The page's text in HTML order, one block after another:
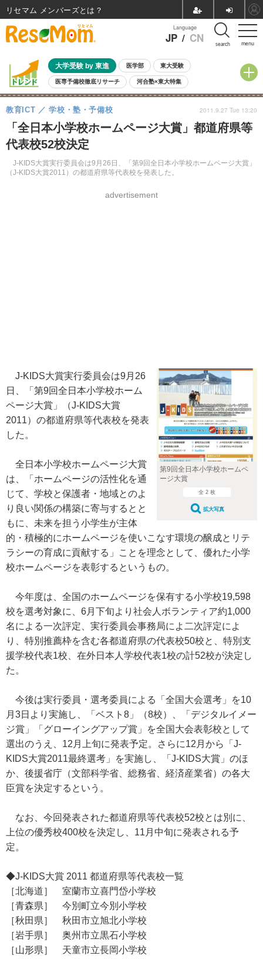
menu
Language
JP / CN search
大学受験 by 東進 医学部 東大受験
医専予備校徹底リサーチ 河合塾×東大特集
親子で考える大学選び 高校受験 中学受験 小学校受験
共通テスト 夏休み 8月開催学校説明会・相談会
8月開催イベント・WS 全国公立高校 過去問 人気記事
自由研究教材（小学生向け）
「全日本小学校ホームページ大賞」都道府県等
代表校52校決定
J-KIDS大賞実行委員会は9月26日、「第9回全日本小学校ホームページ大賞」
（J-KIDS大賞2011）の都道府県等代表校を発表した。
教育ICT 学校・塾・予備校
advertisement
2011.9.27 Tue 13:20
第9回全日本小学校ホームペ
ージ大賞
全 2 枚
拡大写真
J-KIDS大賞実行委員会は9月26
日、「第9回全日本小学校ホーム
ページ大賞」（J-KIDS大賞
2011）の都道府県等代表校を発表
した。
全日本小学校ホームページ大賞
は、「ホームページの活性化を通
じて、学校と保護者・地域とのよ
り良い関係の構築に寄与するとと
もに、未来を担う小学生が主体
的・積極的にホームページを使いこなす環境の醸成とリテ
ラシーの育成に貢献する」ことを理念として、優れた小学
校ホームページを表彰するというもの。
今年度は、全国のホームページを保有する小学校19,598
校を選考対象に、6月下旬より社会人ボランティア約1,000
名による一次評定、実行委員会事務局によ二次評定によ
り、特別推薦枠を含む各都道府県の代表校50校と、特別支
援学校代表1校、在外日本人学校代表1校の計52校が決定し
た。
今後は実行委員・選考委員による「全国大会選考」を10
月3日より実施し、「ベスト8」（8校）、「デジタルイメー
ジ賞」「グローイングアップ賞」を全国大会表彰校として
選出のうえ、12月上旬に発表予定。さらに12月から「J-
KIDS大賞2011最終選考」を実施し、「J-KIDS大賞」のほ
か、後援省庁（文部科学省、総務省、経済産業省）の各大
臣賞を決定するという。
なお、今回発表された都道府県等代表校52校とは別に、
上位の優秀校400校を決定し、11月中旬に発表される予
定。
◆J-KIDS大賞 2011 都道府県等代表校一覧
［北海道］ 室蘭市立喜門岱小学校
［青森県］ 今別町立今別小学校
［秋田県］ 秋田市立旭北小学校
［岩手県］ 奥州市立黒石小学校
［山形県］ 天童市立長岡小学校
リセマム メンバーズ